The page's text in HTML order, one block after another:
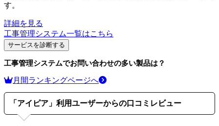
す。
詳細を見る
工事管理システム一覧はこちら
サービスを診断する
工事管理システムでお問い合わせの多い製品は？
月間ランキングページへ
「 アイピア 」利用ユーザーからの口コミレビュー